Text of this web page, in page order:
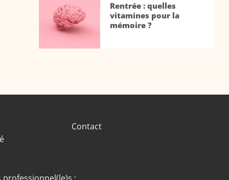
Rentrée : quelles
vitamines pour la
mémoire ?
Contact